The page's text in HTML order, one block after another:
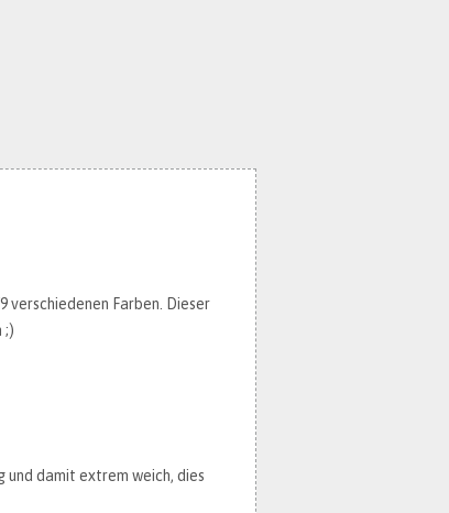
verschiedenen Farben. Dieser
;)
und damit extrem weich, dies